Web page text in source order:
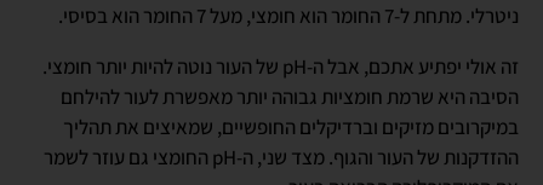
ניטרלי. מתחת ל-7 החומר הוא חומצי, מעל 7 החומר הוא בסיסי.
זה אולי יפתיע אתכם, אבל ה-pH של העור נוטה להיות יותר חומצי.
הסיבה היא שרמת חומציות גבוהה יותר מאפשרת לעור להילחם
במיקרובים מזיקים וברדיקלים החופשיים, שמאיצים את תהליך
ההזדקנות של העור והגוף. מצד שני, ה-pH החומצי גם עוזר לשמר